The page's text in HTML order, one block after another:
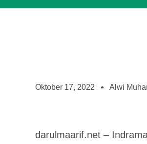
Oktober 17, 2022 Alwi
darulmaarif.net –